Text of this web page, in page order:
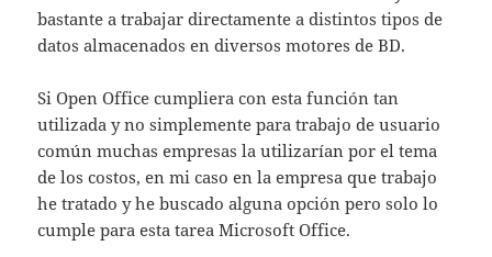
bastante a trabajar directamente a distintos tipos de
datos almacenados en diversos motores de BD.
Si Open Office cumpliera con esta función tan
utilizada y no simplemente para trabajo de usuario
común muchas empresas la utilizarían por el tema
de los costos, en mi caso en la empresa que trabajo
he tratado y he buscado alguna opción pero solo lo
cumple para esta tarea Microsoft Office.